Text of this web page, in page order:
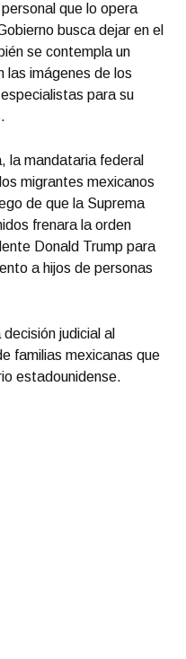
que lo opera
busca dejar en el
se contempla un
las imágenes de los
para su
la mandataria federal
migrantes mexicanos
de que la Suprema
frenara la orden
Donald Trump para
a hijos de personas
judicial al
familias mexicanas que
estadounidense.